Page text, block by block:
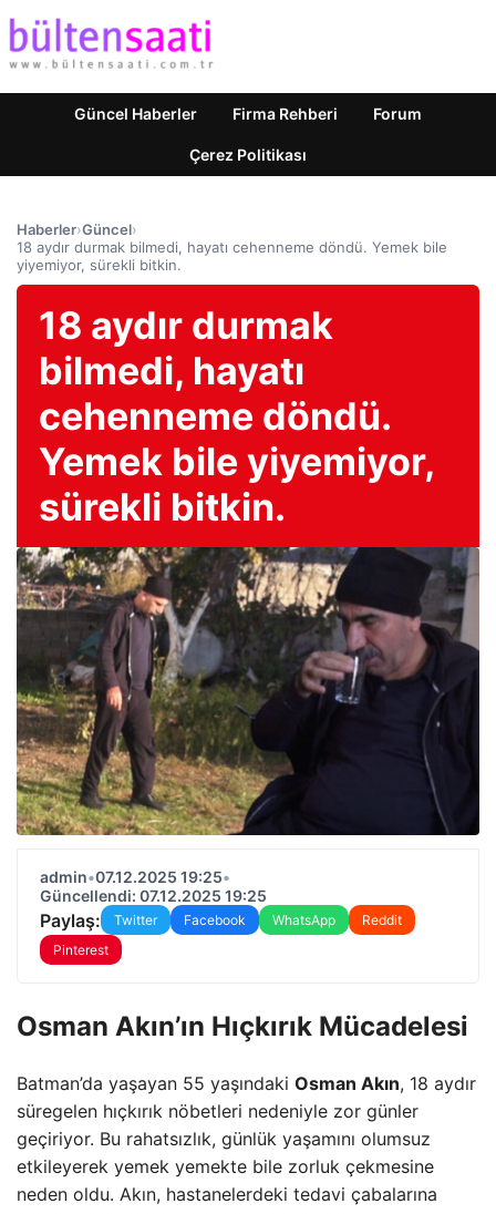
Güncel Haberler Firma Rehberi Forum
Çerez Politikası
Haberler›Güncel›
18 aydır durmak bilmedi, hayatı cehenneme döndü. Yemek bile
yiyemiyor, sürekli bitkin.
18 aydır durmak
bilmedi, hayatı
cehenneme döndü.
Yemek bile yiyemiyor,
sürekli bitkin.
admin•07.12.2025 19:25•
Güncellendi: 07.12.2025 19:25
Paylaş: Twitter Facebook WhatsApp
Reddit
Pinterest
Osman Akın’ın Hıçkırık Mücadelesi
Batman’da yaşayan 55 yaşındaki Osman Akın, 18 aydır
süregelen hıçkırık nöbetleri nedeniyle zor günler
geçiriyor. Bu rahatsızlık, günlük yaşamını olumsuz
etkileyerek yemek yemekte bile zorluk çekmesine
neden oldu. Akın, hastanelerdeki tedavi çabalarına